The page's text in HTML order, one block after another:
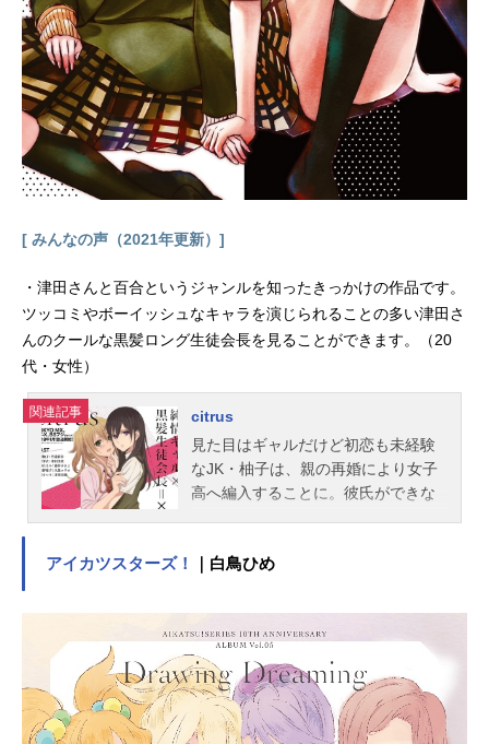
「３Ｄ彼女リアルガール」製作委員
会TVアニメ『3D彼女リアルガール』
公式サイト『3D彼女リアルガール』
公式Twitter 「3D彼女リアルガール」
のグッズを探す動画配信情報【PR】
※本ページは動画配信サービスのプ
ロモーションが含まれています。※
詳細...
[ みんなの声（2021年更新）]
・津田さんと百合というジャンルを知ったきっかけの作品です。
ツッコミやボーイッシュなキャラを演じられることの多い津田さ
んのクールな黒髪ロング生徒会長を見ることができます。（20
代・女性）
関連記事
citrus
見た目はギャルだけど初恋も未経験
なJK・柚子は、親の再婚により女子
高へ編入することに。彼氏ができな
をする。義理の姉妹となった二人は
ることに…!?作品名citrus放送形態TV
アニメスケジュール2018年1月6日
（土）～2018年3月24日（土）AT-
X・TOKYOMXほか話数全12話キャス
ト藍原柚子：竹達彩奈藍原芽衣：津
田美波谷口はるみ：藤井ゆきよ桃木
アイカツスターズ！ ｜白鳥ひめ